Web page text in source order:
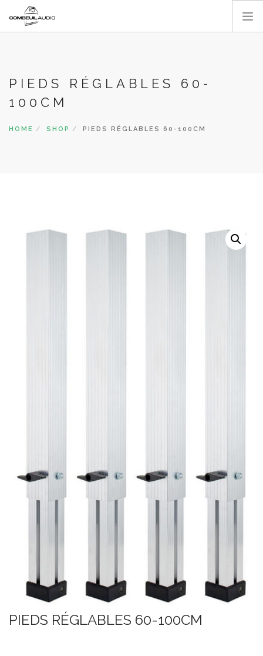
NOS RÉALISATIONS
CATALOGUE
CONTACT
PIEDS RÉGLABLES 60-
100CM
HOME SHOP PIEDS RÉGLABLES 60-100CM
PIEDS RÉGLABLES 60-100CM